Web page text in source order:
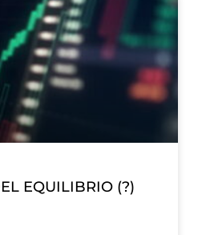
EQUILIBRIO (?)